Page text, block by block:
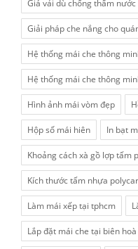
Giá vải dù chống thấm nước
Giải pháp che nắng cho
Hệ thống mái che thông
Hệ thống mái che thông
Hình ảnh mái vòm đẹp
Hộp số mái hiên In bạt
Khoảng cách xà gồ lợp tấm
Kích thước tấm nhựa
Làm mái xếp tại tphcm
Lắp đặt mái che tại biên